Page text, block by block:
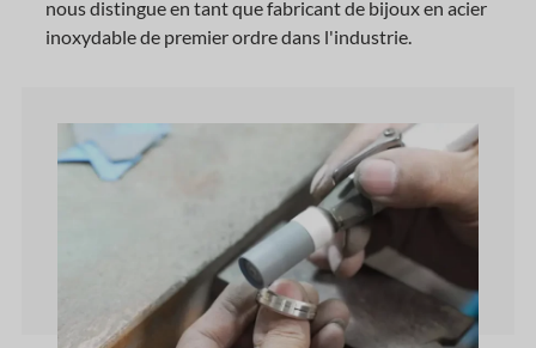
nous distingue en tant que fabricant de bijoux en acier
inoxydable de premier ordre dans l'industrie.